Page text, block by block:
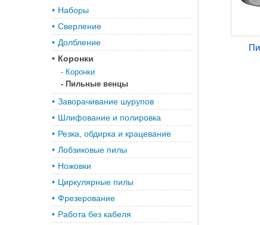
• Наборы
• Сверление
• Долбление
• Коронки
- Коронки
- Пильные венцы
• Заворачивание шурупов
• Шлифование и полировка
• Резка, обдирка и крацевание
• Лобзиковые пилы
• Ножовки
• Циркулярные пилы
• Фрезерование
• Работа без кабеля